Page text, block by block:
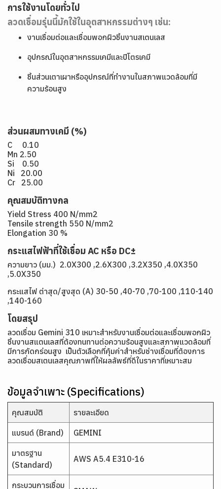
การใช้งานโดยทั่วไป
ลวดเชื่อมรุ่นนี้มักใช้ในอุตสาหกรรมต่างๆ เช่น:
งานเชื่อมต่อและเชื่อมพอกผิวชิ้นงานสเตนเลส
อุปกรณ์ในอุตสาหกรรมเคมีและปิโตรเคมี
ชิ้นส่วนเตาเผาหรืออุปกรณ์ที่ทำงานในสภาพแวดล้อมที่มี
ความร้อนสูง
ส่วนผสมทางเคมี (%)
C 0.10
Mn 2.50
Si 0.50
Ni 20.00
Cr 25.00
คุณสมบัติทางกล
Yield Stress 400 N/mm2
Tensile strength 550 N/mm2
Elongation 30 %
กระแสไฟฟ้าที่ใช้เชื่อม AC หรือ DC±
ความยาว (มม.) 2.0X300 ,2.6X300 ,3.2X350 ,4.0X350
,5.0X350
กระแสไฟ ต่าสุด/สูงสุด (A) 30-50 ,40-70 ,70-100 ,110-140
,140-160
โดยสรุป
ลวดเชื่อม Gemini 310 เหมาะสำหรับงานเชื่อมต่อและเชื่อมพอกผิว
ชิ้นงานสแตนเลสที่ต้องทนทานต่อความร้อนสูงและสภาพแวดล้อมที่
มีการกัดกร่อนสูง เป็นตัวเลือกที่คุ้มค่าสำหรับช่างเชื่อมที่ต้องการ
ลวดเชื่อมสเตนเลสคุณภาพที่ให้ผลลัพธ์ที่ดีในราคาที่เหมาะสม
ข้อมูลจำเพาะ (Specifications)
คุณสมบัติ รายละเอียด
แบรนด์ (Brand) GEMINI
มาตรฐาน
(Standard)
AWS A5.4 E310-16
กระบวนการเชื่อม